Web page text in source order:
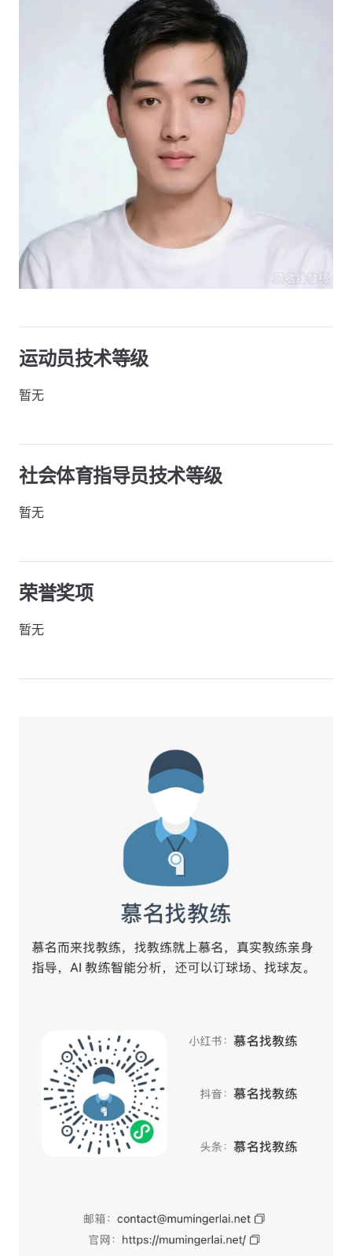
运动员技术等级
暂无
社会体育指导员技术等级
暂无
荣誉奖项
暂无